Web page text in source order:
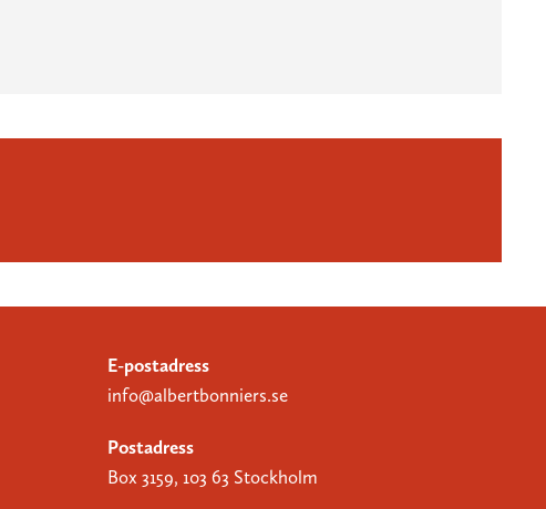
E-postadress
info@albertbonniers.se
Postadress
Box 3159, 103 63 Stockholm